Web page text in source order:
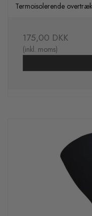
Termoisolerende
175,00 DKK
(inkl. moms)